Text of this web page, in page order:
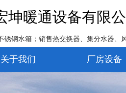
坤暖通设备有限
锈钢水箱；销售热交换器、集分水器、
关于我们 厂房设备